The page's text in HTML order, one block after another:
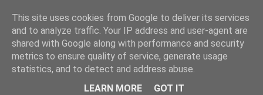
This site uses cookies from Google to deliver its services
and to analyze traffic. Your IP address and user-agent are
shared with Google along with performance and security
metrics to ensure quality of service, generate usage
statistics, and to detect and address abuse.
LEARN MORE
GOT IT